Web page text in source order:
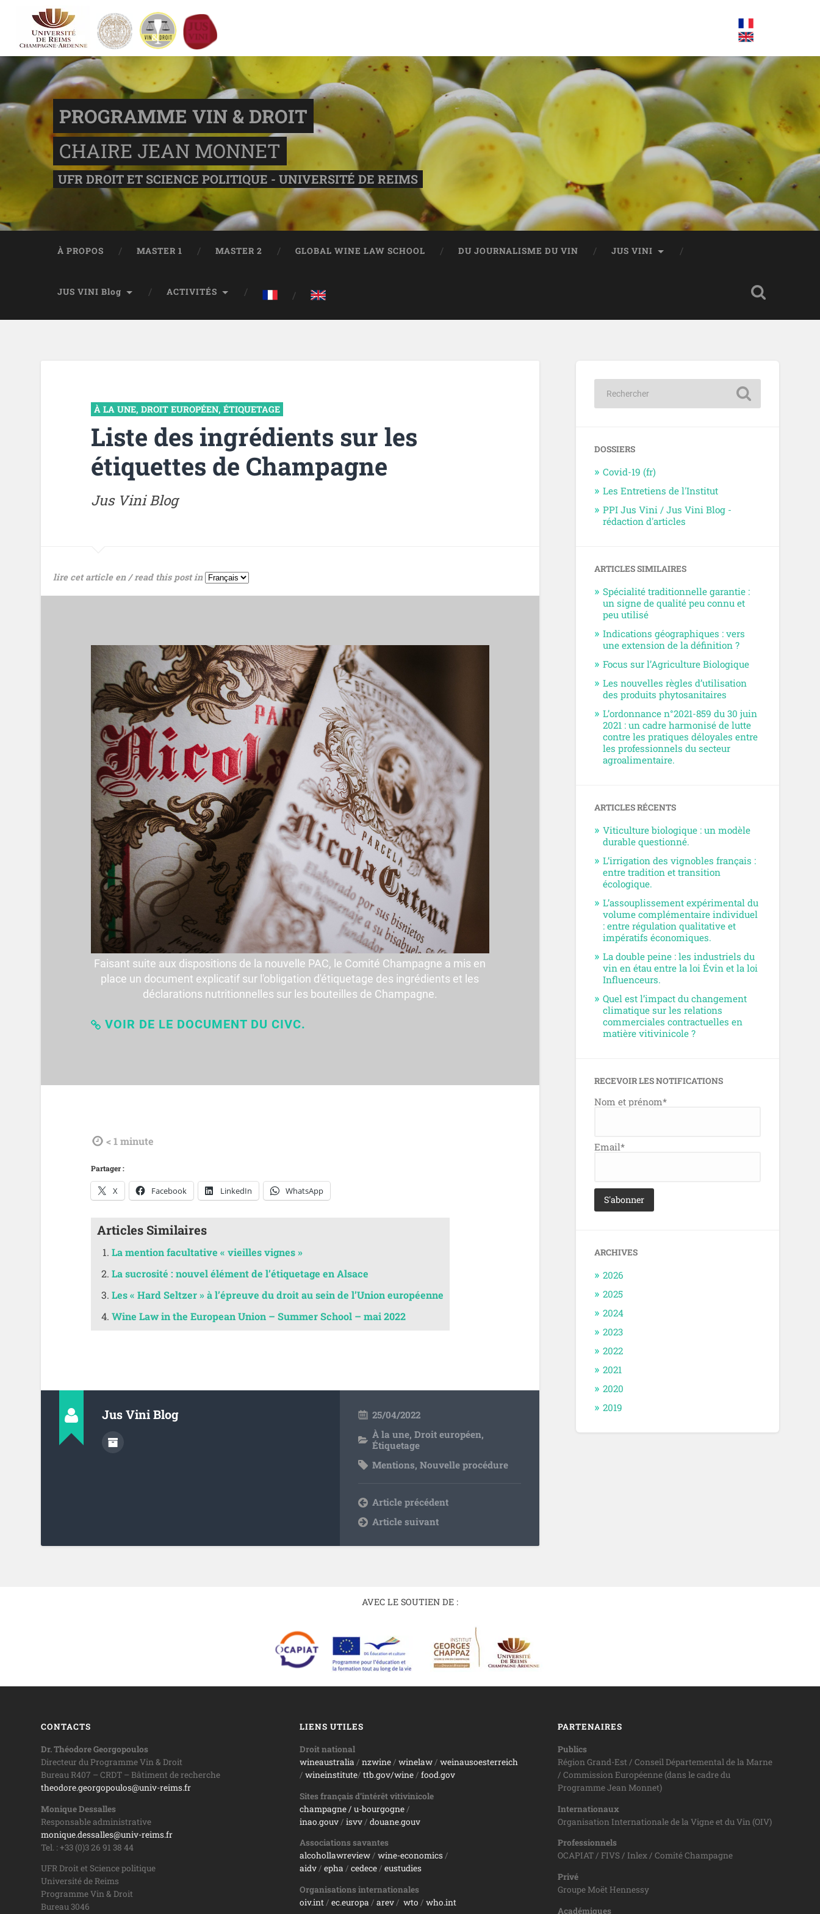
PROGRAMME VIN & DROIT
CHAIRE JEAN MONNET
UFR DROIT ET SCIENCE POLITIQUE - UNIVERSITÉ DE REIMS
À PROPOS MASTER 1 MASTER 2 GLOBAL WINE LAW SCHOOL DU JOURNALISME DU VIN JUS VINI
JUS VINI Blog ACTIVITÉS
À LA UNE, DROIT EUROPÉEN, ÉTIQUETAGE
Liste des ingrédients sur les
étiquettes de Champagne
Jus Vini Blog
lire cet article en / read this post in
Faisant suite aux dispositions de la nouvelle PAC, le Comité Champagne a mis en
place un document explicatif sur l'obligation d'étiquetage des ingrédients et les
déclarations nutritionnelles sur les bouteilles de Champagne.
VOIR DE LE DOCUMENT DU CIVC.
tdl < 1minute
Partager :
X Facebook LinkedIn WhatsApp
Articles Similaires
La mention facultative « vieilles vignes »
La sucrosité : nouvel élément de l’étiquetage en Alsace
Les « Hard Seltzer » à l’épreuve du droit au sein de l’Union européenne
Wine Law in the European Union – Summer School – mai 2022
Jus Vini Blog
25/04/2022
À la une,Droit européen,
Étiquetage
Mentions,Nouvelle procédure
Article précédent
Article suivant
DOSSIERS
Covid-19 (fr)
Les Entretiens de l'Institut
PPI Jus Vini / Jus Vini Blog -
rédaction d'articles
ARTICLES SIMILAIRES
Spécialité traditionnelle garantie :
un signe de qualité peu connu et
peu utilisé
Indications géographiques : vers
une extension de la définition ?
Focus sur l’Agriculture Biologique
Les nouvelles règles d’utilisation
des produits phytosanitaires
L’ordonnance n°2021-859 du 30 juin
2021 : un cadre harmonisé de lutte
contre les pratiques déloyales entre
les professionnels du secteur
agroalimentaire.
ARTICLES RÉCENTS
Viticulture biologique : un modèle
durable questionné.
L’irrigation des vignobles français :
entre tradition et transition
écologique.
L’assouplissement expérimental du
volume complémentaire individuel
: entre régulation qualitative et
impératifs économiques.
La double peine : les industriels du
vin en étau entre la loi Évin et la loi
Influenceurs.
Quel est l’impact du changement
climatique sur les relations
commerciales contractuelles en
matière vitivinicole ?
RECEVOIR LES NOTIFICATIONS
Nom et prénom*
Email*
ARCHIVES
2026
2025
2024
2023
2022
2021
2020
2019
AVEC LE SOUTIEN DE :
CONTACTS
Dr. Théodore Georgopoulos
Directeur du Programme Vin & Droit
Bureau R407 – CRDT – Bâtiment de recherche
theodore.georgopoulos@univ-reims.fr
Monique Dessalles
Responsable administrative
monique.dessalles@univ-reims.fr
Tel. : +33 (0)3 26 91 38 44
UFR Droit et Science politique
Université de Reims
Programme Vin & Droit
Bureau 3046
LIENS UTILES
Droit national
wineaustralia / nzwine/ winelaw/ weinausoesterreich
/ wineinstitute/ ttb.gov/wine/ food.gov
Sites français d’intérêt vitivinicole
champagne/ u-bourgogne/
inao.gouv/ isvv/ douane.gouv
Associations savantes
alcohollawreview/ wine-economics/
aidv/ epha / cedece/ eustudies
Organisations internationales
oiv.int/ ec.europa / arev/ wto / who.int
PARTENAIRES
Publics
Région Grand-Est / Conseil Départemental de la Marne
/ Commission Européenne (dans le cadre du
Programme Jean Monnet)
Internationaux
Organisation Internationale de la Vigne et du Vin (OIV)
Professionnels
OCAPIAT / FIVS / Inlex / Comité Champagne
Privé
Groupe Moët Hennessy
Académiques